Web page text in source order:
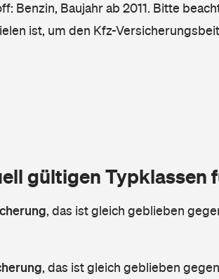
Benzin, Baujahr ab 2011. Bitte
ist, um den Kfz-
gültigen Typklassen
, das ist gleich geblieben
, das ist gleich geblieben